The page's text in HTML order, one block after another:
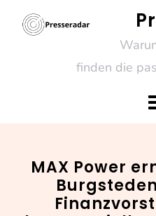
finden die
MAX Power